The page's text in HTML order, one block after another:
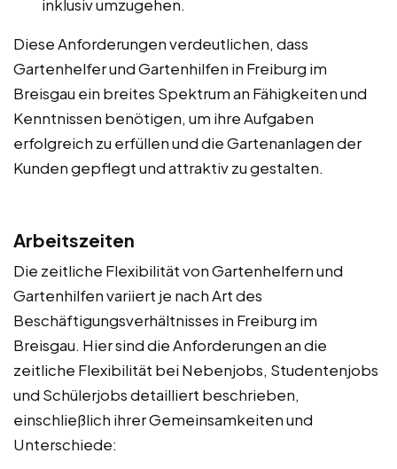
inklusiv umzugehen.
Diese Anforderungen verdeutlichen, dass
Gartenhelfer und Gartenhilfen in Freiburg im
Breisgau ein breites Spektrum an Fähigkeiten und
Kenntnissen benötigen, um ihre Aufgaben
erfolgreich zu erfüllen und die Gartenanlagen der
Kunden gepflegt und attraktiv zu gestalten.
Arbeitszeiten
Die zeitliche Flexibilität von Gartenhelfern und
Gartenhilfen variiert je nach Art des
Beschäftigungsverhältnisses in Freiburg im
Breisgau. Hier sind die Anforderungen an die
zeitliche Flexibilität bei Nebenjobs, Studentenjobs
und Schülerjobs detailliert beschrieben,
einschließlich ihrer Gemeinsamkeiten und
Unterschiede: